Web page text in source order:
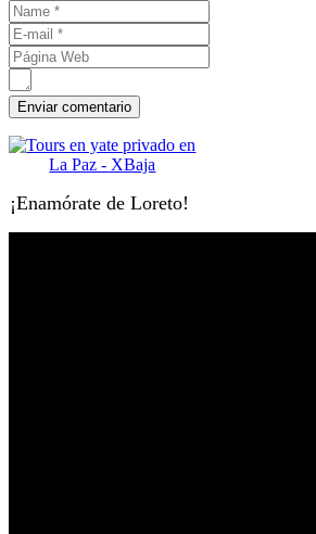
¡Enamórate de Loreto!